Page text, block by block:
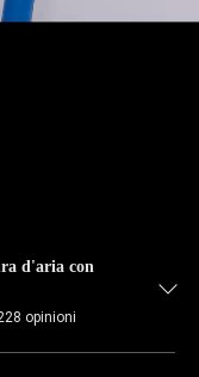
d'aria con
opinioni